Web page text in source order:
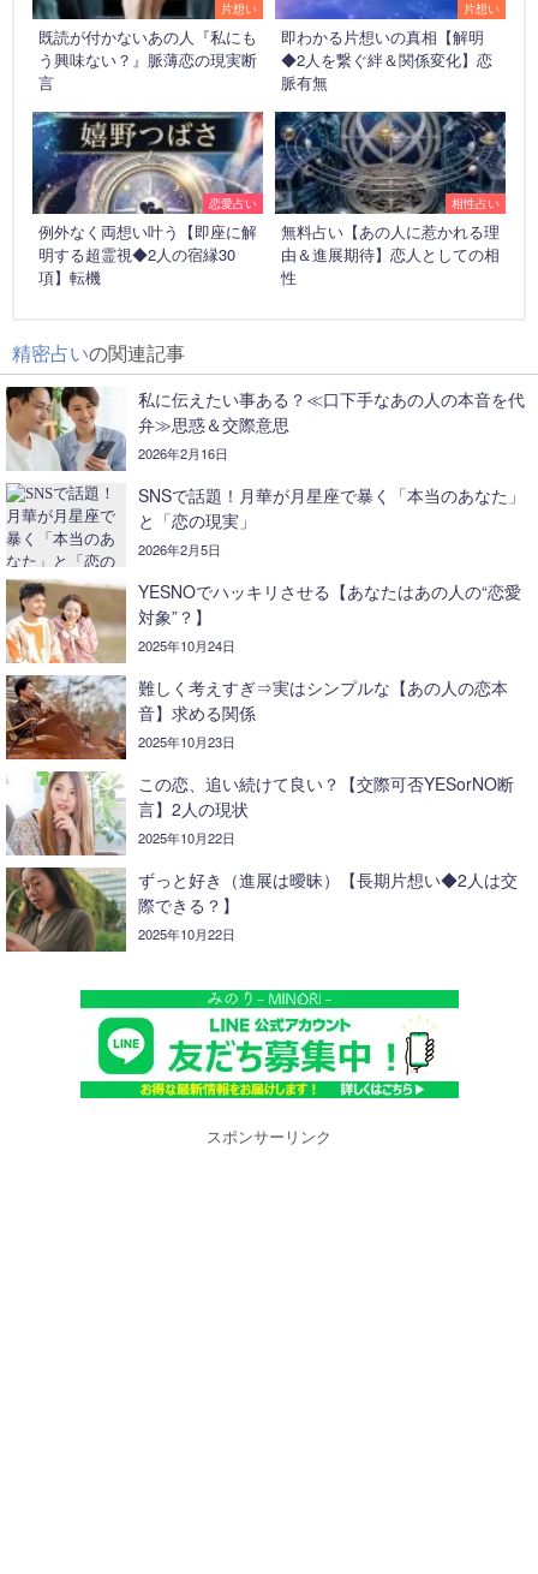
片想い
既読が付かないあの人『私にも
う興味ない？』脈薄恋の現実断
言
片想い
即わかる片想いの真相【解明
◆2人を繋ぐ絆＆関係変化】恋
脈有無
恋愛占い
例外なく両想い叶う【即座に解
明する超霊視◆2人の宿縁30
項】転機
相性占い
無料占い【あの人に惹かれる理
由＆進展期待】恋人としての相
性
精密占いの関連記事
私に伝えたい事ある？≪口下手なあの人の本音を代
弁≫思惑＆交際意思
2026年2月16日
SNSで話題！月華が月星座で暴く「本当のあなた」
と「恋の現実」
2026年2月5日
YESNOでハッキリさせる【あなたはあの人の“恋愛
対象”？】
2025年10月24日
難しく考えすぎ⇒実はシンプルな【あの人の恋本
音】求める関係
2025年10月23日
この恋、追い続けて良い？【交際可否YESorNO断
言】2人の現状
2025年10月22日
ずっと好き（進展は曖昧）【長期片想い◆2人は交
際できる？】
2025年10月22日
スポンサーリンク